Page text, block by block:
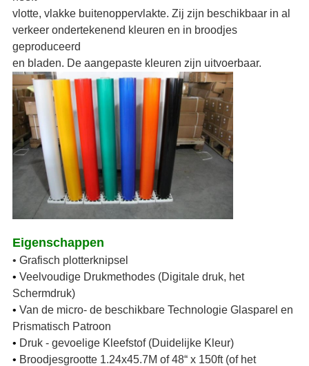
vlotte, vlakke buitenoppervlakte. Zij zijn beschikbaar in al
verkeer ondertekenend kleuren en in broodjes
geproduceerd
en bladen. De aangepaste kleuren zijn uitvoerbaar.
Eigenschappen
• Grafisch plotterknipsel
• Veelvoudige Drukmethodes (Digitale druk, het
Schermdruk)
• Van de micro- de beschikbare Technologie Glasparel en
Prismatisch Patroon
• Druk - gevoelige Kleefstof (Duidelijke Kleur)
• Broodjesgrootte 1.24x45.7M of 48“ x 150ft (of het